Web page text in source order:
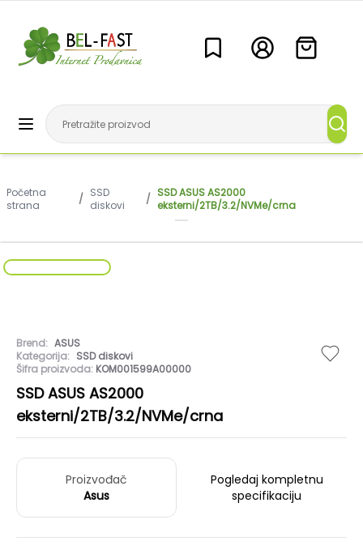
Početna
strana
/ SSD
diskovi
/ SSD ASUS AS2000
eksterni/2TB/3.2/NVMe/crna
Brend: ASUS
Kategorija: SSD diskovi
Šifra proizvoda: KOM001599A00000
SSD ASUS AS2000
eksterni/2TB/3.2/NVMe/crna
Proizvođač
Asus
Pogledaj kompletnu
specifikaciju